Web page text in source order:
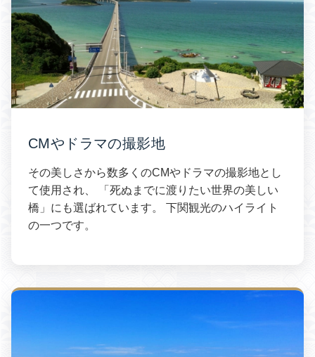
CMやドラマの撮影地
その美しさから数多くのCMやドラマの撮影地とし
て使用され、 「死ぬまでに渡りたい世界の美しい
橋」にも選ばれています。 下関観光のハイライト
の一つです。